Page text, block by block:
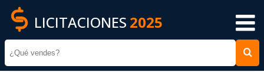
LICITACIONES 2025